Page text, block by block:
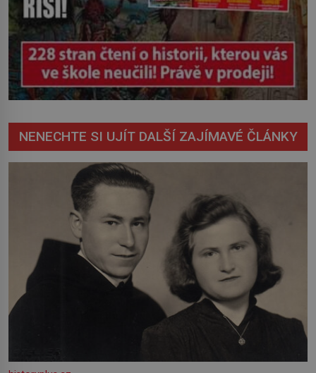
NENECHTE SI UJÍT DALŠÍ ZAJÍMAVÉ ČLÁNKY